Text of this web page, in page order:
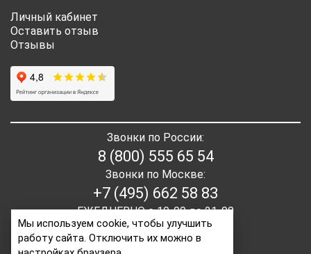
Личный кабинет
Оставить отзыв
Отзывы
Звонки по России:
8 (800) 555 65 54
Звонки по Москве:
+7 (495) 662 58 83
ЕЖЕДНЕВНО с 10-00 до 21-00
Мы используем cookie, чтобы улучшить
работу сайта. Отключить их можно в